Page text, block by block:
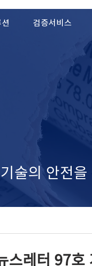
검증서비스
술의 안전
스레터 97호